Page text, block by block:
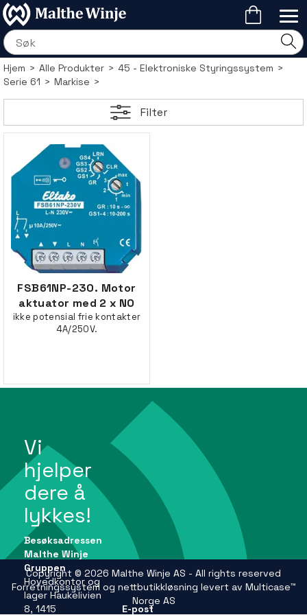
Hjem>Alle Produkter>45 - Elektroniske Styringssystem>
Serie 61>Markise>
Filter
FSB61NP-230. Motor
aktuator med 2 x NO
ikke potensial frie kontakter
4A/250V.
Vi
hjelper
dere å
lykkes!
Besøksadressen
Malthe Winje
Gruppen
Hovedkontor og
lager Haukelivien
8, 1415
E-post
Copyright © 2026 Malthe Winje AS - All rights reserved
Forretningssystem og nettbutikkløsning levert av Multicase™
Norge AS